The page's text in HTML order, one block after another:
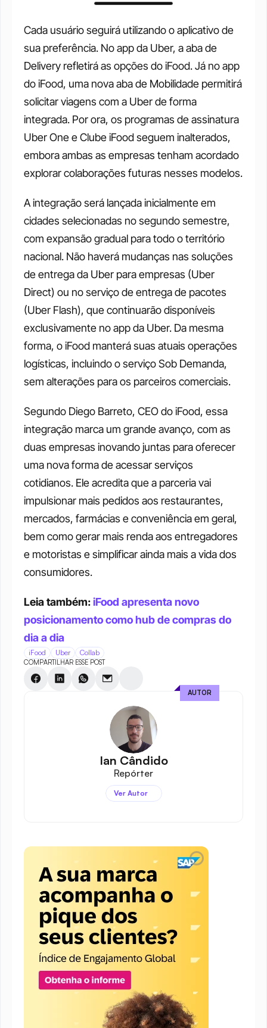
Cada usuário seguirá utilizando o aplicativo de
sua preferência. No app da Uber, a aba de
Delivery refletirá as opções do iFood. Já no app
do iFood, uma nova aba de Mobilidade permitirá
solicitar viagens com a Uber de forma
integrada. Por ora, os programas de assinatura
Uber One e Clube iFood seguem inalterados,
embora ambas as empresas tenham acordado
explorar colaborações futuras nesses modelos.
A integração será lançada inicialmente em
cidades selecionadas no segundo semestre,
com expansão gradual para todo o território
nacional. Não haverá mudanças nas soluções
de entrega da Uber para empresas (Uber
Direct) ou no serviço de entrega de pacotes
(Uber Flash), que continuarão disponíveis
exclusivamente no app da Uber. Da mesma
forma, o iFood manterá suas atuais operações
logísticas, incluindo o serviço Sob Demanda,
sem alterações para os parceiros comerciais.
Segundo Diego Barreto, CEO do iFood, essa
integração marca um grande avanço, com as
duas empresas inovando juntas para oferecer
uma nova forma de acessar serviços
cotidianos. Ele acredita que a parceria vai
impulsionar mais pedidos aos restaurantes,
mercados, farmácias e conveniência em geral,
bem como gerar mais renda aos entregadores
e motoristas e simplificar ainda mais a vida dos
consumidores.
Leia também: iFood apresenta novo
posicionamento como hub de compras do
dia a dia
iFood Uber Collab
COMPARTILHAR ESSE POST
Ian Cândido
Repórter
Ver Autor
AUTOR